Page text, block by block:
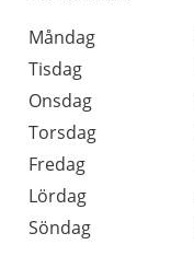
Måndag
Tisdag
Onsdag
Torsdag
Fredag
Lördag
Söndag